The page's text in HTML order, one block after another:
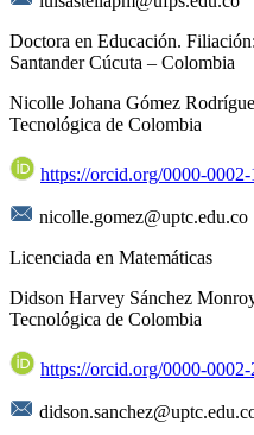
Doctora en Educación.
Santander Cúcuta – Colombia
Nicolle Johana Gómez
Tecnológica de Colombia
https://orcid.org/0000-
nicolle.gomez@uptc.edu.co
Licenciada en Matemáticas
Didson Harvey Sánchez
Tecnológica de Colombia
https://orcid.org/0000-